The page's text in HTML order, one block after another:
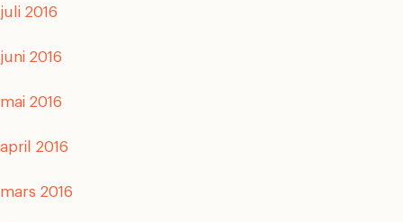
juli 2016
juni 2016
mai 2016
april 2016
mars 2016